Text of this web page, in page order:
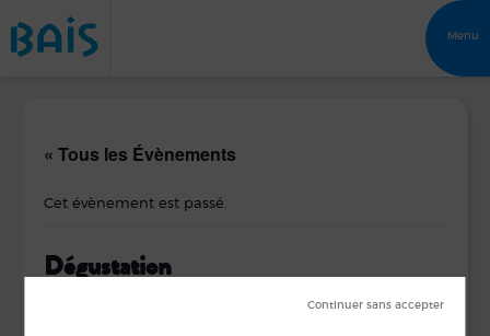
Menu
« Tous les Évènements
Cet évènement est passé.
Dégustation
17 h 00 min